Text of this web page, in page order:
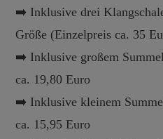
➡️ Inklusive drei
Größe (Einzelpreis ca. 35
➡️ Inklusive großem
ca. 19,80 Euro
➡️ Inklusive kleinem
ca. 15,95 Euro